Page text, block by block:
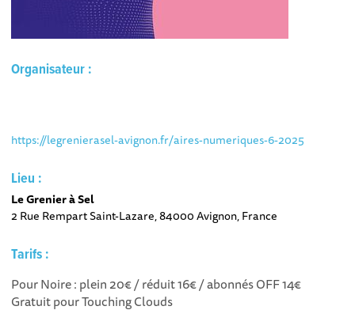
Organisateur :
https://legrenierasel-avignon.fr/aires-numeriques-6-2025
Lieu :
Le Grenier à Sel
2 Rue Rempart Saint-Lazare, 84000 Avignon, France
Tarifs :
Pour Noire : plein 20€ / réduit 16€ / abonnés OFF 14€
Gratuit pour Touching Clouds